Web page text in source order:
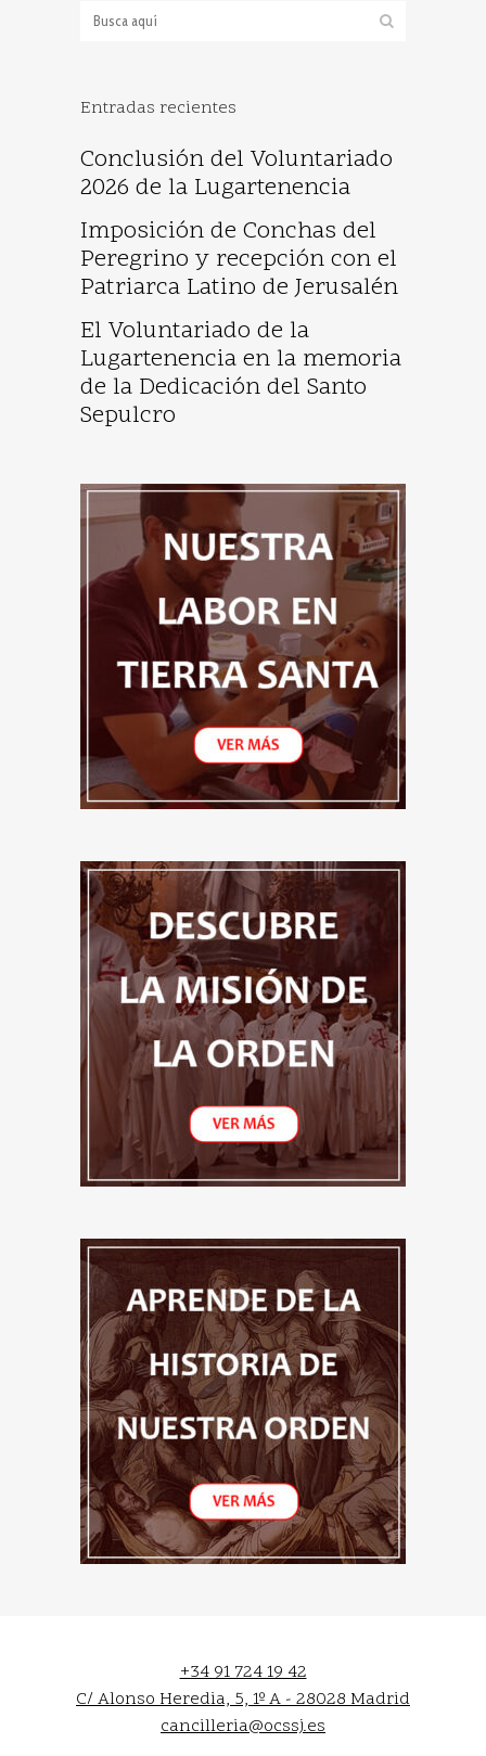
Entradas recientes
Conclusión del Voluntariado
2026 de la Lugartenencia
Imposición de Conchas del
Peregrino y recepción con el
Patriarca Latino de Jerusalén
El Voluntariado de la
Lugartenencia en la memoria
de la Dedicación del Santo
Sepulcro
+34 91 724 19 42
C/ Alonso Heredia, 5, 1º A - 28028 Madrid
cancilleria@ocssj.es